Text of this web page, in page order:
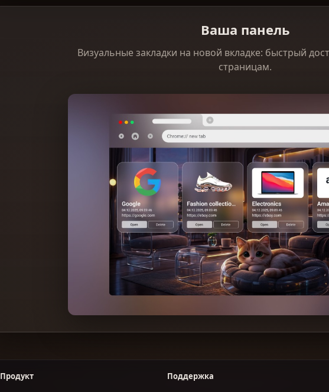
Ваша панель
Визуальные закладки на новой вкладке: быстрый
страницам.
Продукт
Поддержка